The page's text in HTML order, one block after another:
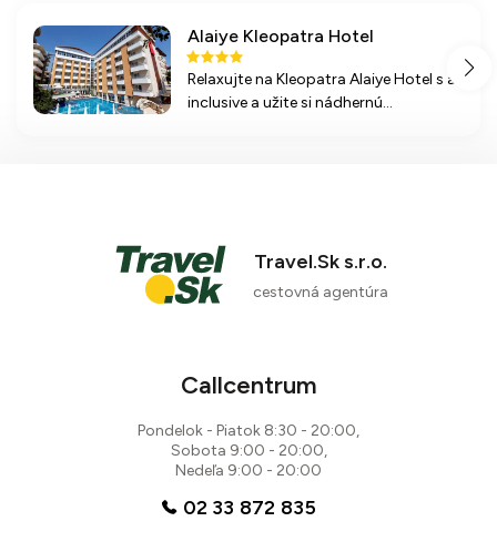
Alaiye Kleopatra Hotel
Relaxujte na Kleopatra Alaiye Hotel s all
inclusive a užite si nádhernú
Travel.Sk s.r.o.
cestovná agentúra
Callcentrum
Pondelok - Piatok 8:30 - 20:00,
Sobota 9:00 - 20:00,
Nedeľa 9:00 - 20:00
02 33 872 835